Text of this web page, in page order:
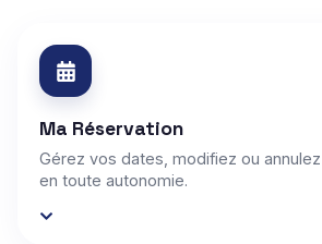
Ma Réservation
Gérez vos dates, modifiez ou
en toute autonomie.